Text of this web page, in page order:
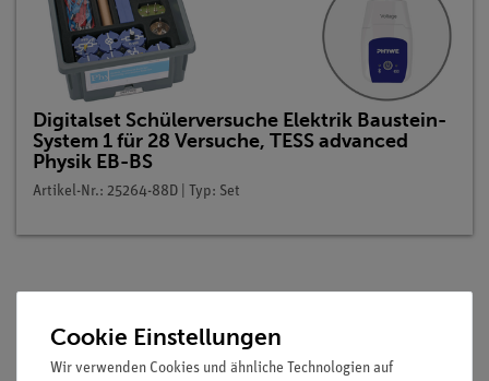
Digitalset Schülerversuche Elektrik Baustein-
System 1 für 28 Versuche, TESS advanced
Physik EB-BS
Artikel-Nr.: 25264-88D | Typ: Set
Cookie Einstellungen
Wir verwenden Cookies und ähnliche Technologien auf